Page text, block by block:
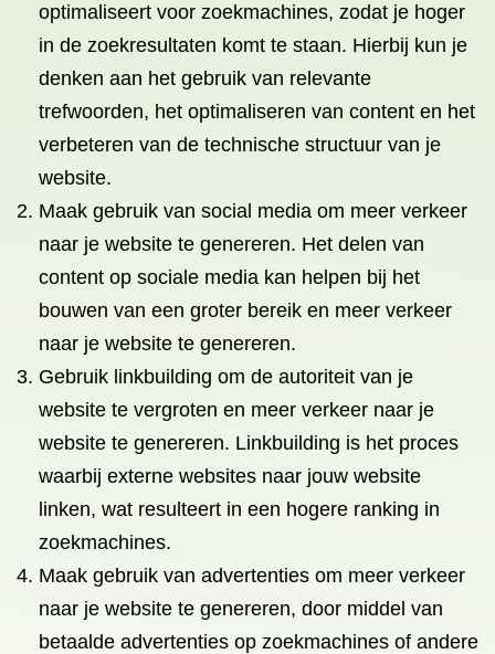
optimaliseert voor zoekmachines, zodat je hoger
in de zoekresultaten komt te staan. Hierbij kun je
denken aan het gebruik van relevante
trefwoorden, het optimaliseren van content en het
verbeteren van de technische structuur van je
website.
Maak gebruik van social media om meer verkeer
naar je website te genereren. Het delen van
content op sociale media kan helpen bij het
bouwen van een groter bereik en meer verkeer
naar je website te genereren.
Gebruik linkbuilding om de autoriteit van je
website te vergroten en meer verkeer naar je
website te genereren. Linkbuilding is het proces
waarbij externe websites naar jouw website
linken, wat resulteert in een hogere ranking in
zoekmachines.
Maak gebruik van advertenties om meer verkeer
naar je website te genereren, door middel van
betaalde advertenties op zoekmachines of andere